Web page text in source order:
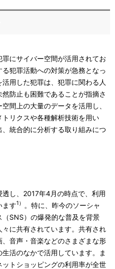
にサイバー空間が活用されてお
犯罪活動への対策が急務となっ
用した犯罪は、犯罪に関わる人
防止も困難であることが指摘さ
間上の大量のデータを活用し、
リクスや各種解析技術を用い
統合的に分析する取り組みにつ
し、2017年4月の時点で、利用
ます1）
。特に、昨今のソーシャ
SNS）の爆発的な普及を背景
に共有されています。共有され
音声・音楽などのさまざまな形
活のなかで活用しています。ま
トショッピングの利用率が全世